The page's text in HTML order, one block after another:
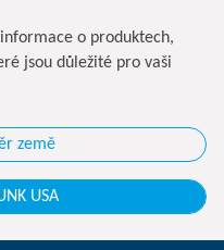
o produktech,
jsou důležité pro vaši
země
USA